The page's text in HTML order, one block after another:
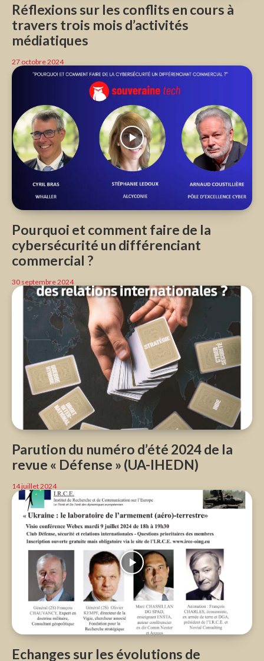
Réflexions sur les conflits en cours à
travers trois mois d’activités
médiatiques
27 octobre 2024
Pourquoi et comment faire de la
cybersécurité un différenciant
commercial ?
30 septembre 2024
Parution du numéro d’été 2024 de la
revue « Défense » (UA-IHEDN)
14 juillet 2024
Echanges sur les évolutions de